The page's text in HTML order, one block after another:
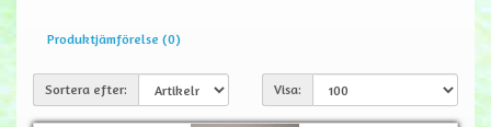
Produktjämförelse (0)
Sortera efter: Visa: